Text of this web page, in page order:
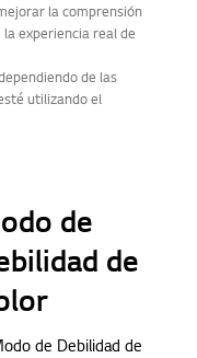
la comprensión
experiencia real de
de las
utilizando el
de
de
de Debilidad de